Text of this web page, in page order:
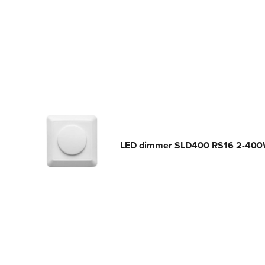
LED dimmer SLD400 RS16 2-